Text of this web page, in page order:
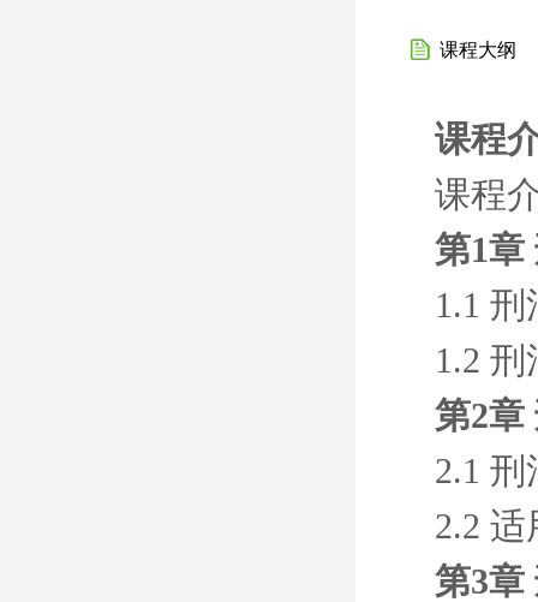
课程大纲
课程
课程
第1章
1.1
1.2
第2章
2.1
2.2
第3章